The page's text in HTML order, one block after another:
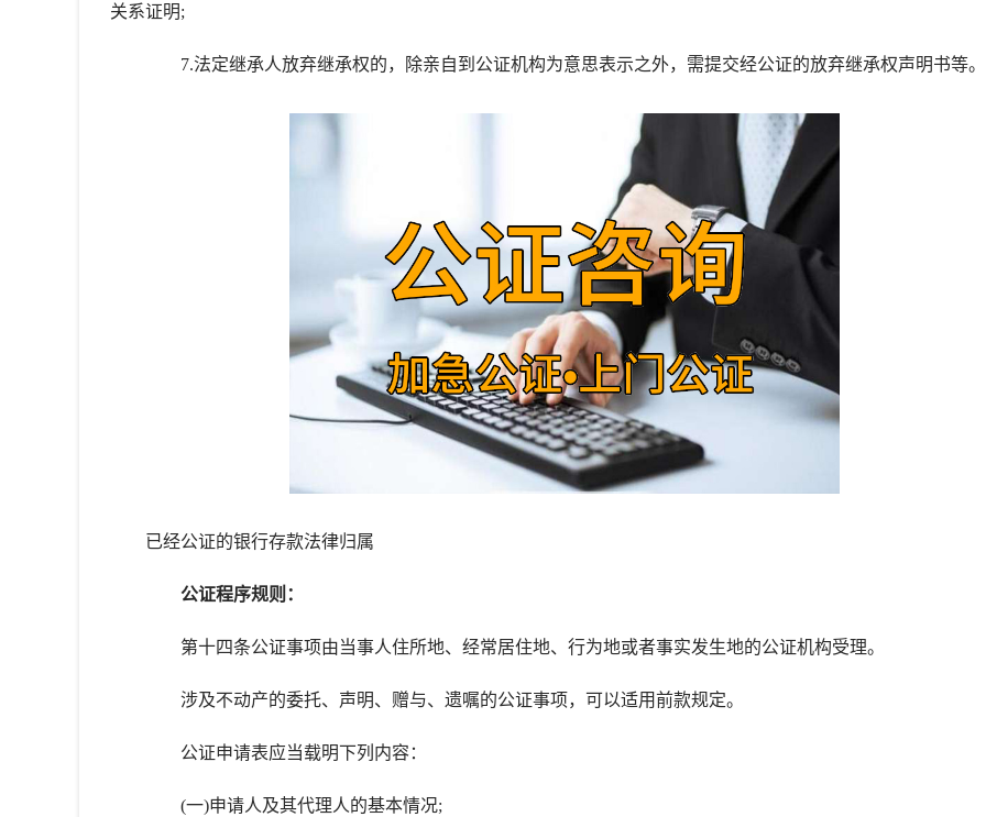
关系证明;
7.法定继承人放弃继承权的，除亲自到公证机构为意思表示之外，需提交经公证的放弃继承权声明书等。
已经公证的银行存款法律归属
公证程序规则：
第十四条公证事项由当事人住所地、经常居住地、行为地或者事实发生地的公证机构受理。
涉及不动产的委托、声明、赠与、遗嘱的公证事项，可以适用前款规定。
公证申请表应当载明下列内容：
(一)申请人及其代理人的基本情况;